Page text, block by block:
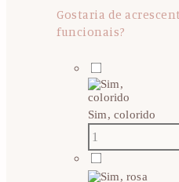
Gostaria de
funcionais?
Sim, colorido